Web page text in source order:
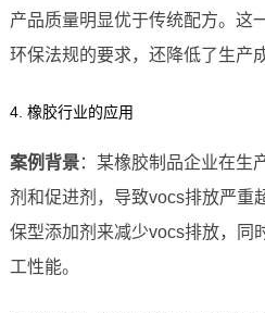
产品质量明显优于传统配方。这
环保法规的要求，还降低了生产
4. 橡胶行业的应用
案例背景：某橡胶制品企业在生
剂和促进剂，导致vocs排放严重
保型添加剂来减少vocs排放，同
工性能。